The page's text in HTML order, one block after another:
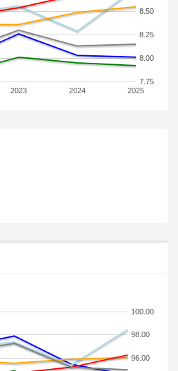
2023 2024 2025
7.75
8.00
8.25
8.50
96.00
98.00
100.00